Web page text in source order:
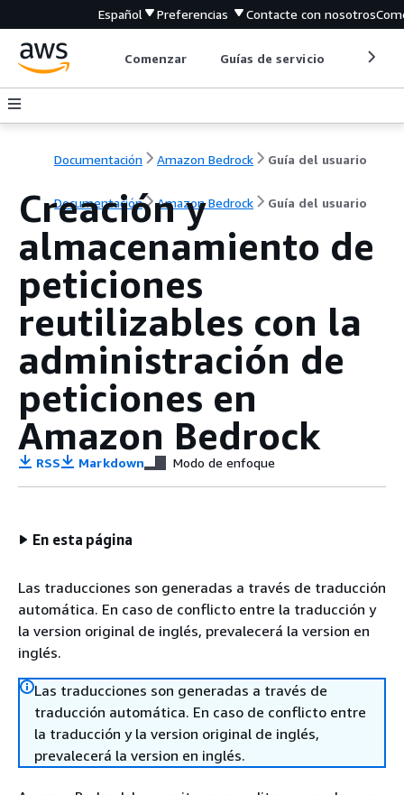
Español Preferencias Contacte con nosotros
Comenzar Guías de servicio
Documentación Amazon Bedrock Guía del usuario
Documentación Amazon Bedrock Guía del usuario
Creación y
almacenamiento de
peticiones
reutilizables con la
administración de
peticiones en
Amazon Bedrock
RSS Markdown Modo de enfoque
En esta página
Las traducciones son generadas a través de traducción
automática. En caso de conflicto entre la traducción y
la version original de inglés, prevalecerá la version en
inglés.
Las traducciones son generadas a través de
traducción automática. En caso de conflicto entre
la traducción y la version original de inglés,
prevalecerá la version en inglés.